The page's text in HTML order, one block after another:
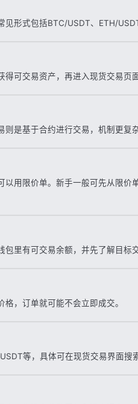
形式包括BTC/USDT、ETH/
可交易资产，再进入现货交易页面
是基于合约进行交易，机制更复
用限价单。新手一般可先从限价
里有可交易余额，并先了解目标交
，订单就可能不会立即成交。
等，具体可在现货交易界面搜